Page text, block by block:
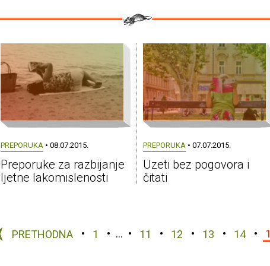
PREPORUKA • 08.07.2015.
Preporuke za razbijanje
ljetne lakomislenosti
PREPORUKA • 07.07.2015.
Uzeti bez pogovora i
čitati
PRETHODNA 1 … 11 12 13 14